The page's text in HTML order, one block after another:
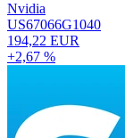
Nvidia
US67066G1040
194,22 EUR
+2,67 %